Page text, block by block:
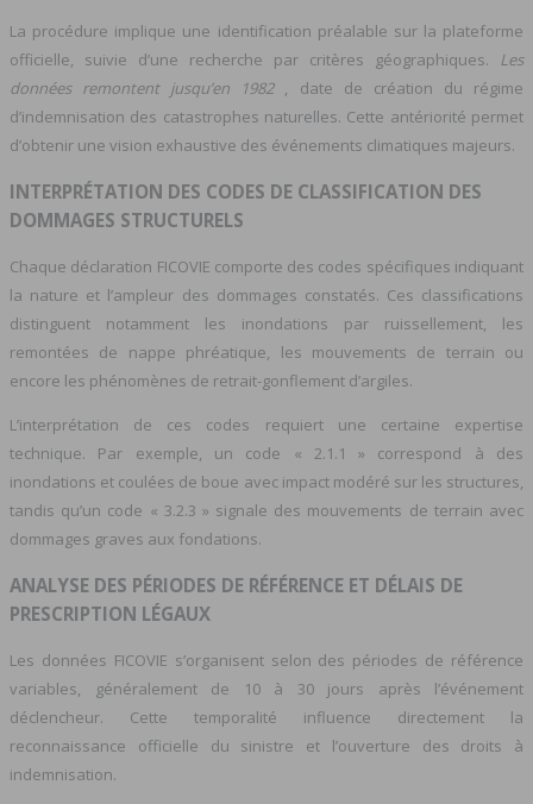
La procédure implique une identification préalable sur la plateforme
officielle, suivie d’une recherche par critères géographiques.
Les
données remontent jusqu’en 1982
, date de création du régime
d’indemnisation des catastrophes naturelles. Cette antériorité permet
d’obtenir une vision exhaustive des événements climatiques majeurs.
INTERPRÉTATION DES CODES DE CLASSIFICATION DES
DOMMAGES STRUCTURELS
Chaque déclaration FICOVIE comporte des codes spécifiques indiquant
la nature et l’ampleur des dommages constatés. Ces classifications
distinguent notamment les inondations par ruissellement, les
remontées de nappe phréatique, les mouvements de terrain ou
encore les phénomènes de retrait-gonflement d’argiles.
L’interprétation de ces codes requiert une certaine expertise
technique. Par exemple, un code « 2.1.1 » correspond à des
inondations et coulées de boue avec impact modéré sur les structures,
tandis qu’un code « 3.2.3 » signale des mouvements de terrain avec
dommages graves aux fondations.
ANALYSE DES PÉRIODES DE RÉFÉRENCE ET DÉLAIS DE
PRESCRIPTION LÉGAUX
Les données FICOVIE s’organisent selon des périodes de référence
variables, généralement de 10 à 30 jours après l’événement
déclencheur. Cette temporalité influence directement la
reconnaissance officielle du sinistre et l’ouverture des droits à
indemnisation.